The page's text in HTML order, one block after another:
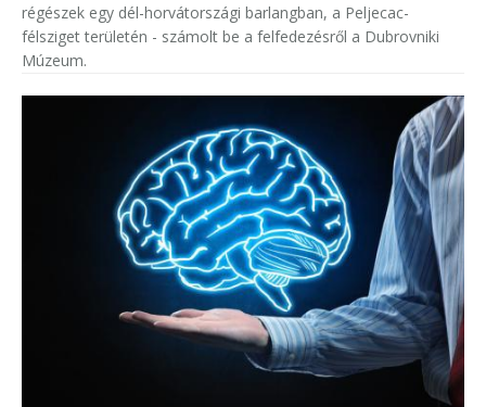
régészek egy dél-horvátországi barlangban, a Peljecac-
félsziget területén - számolt be a felfedezésről a Dubrovniki
Múzeum.